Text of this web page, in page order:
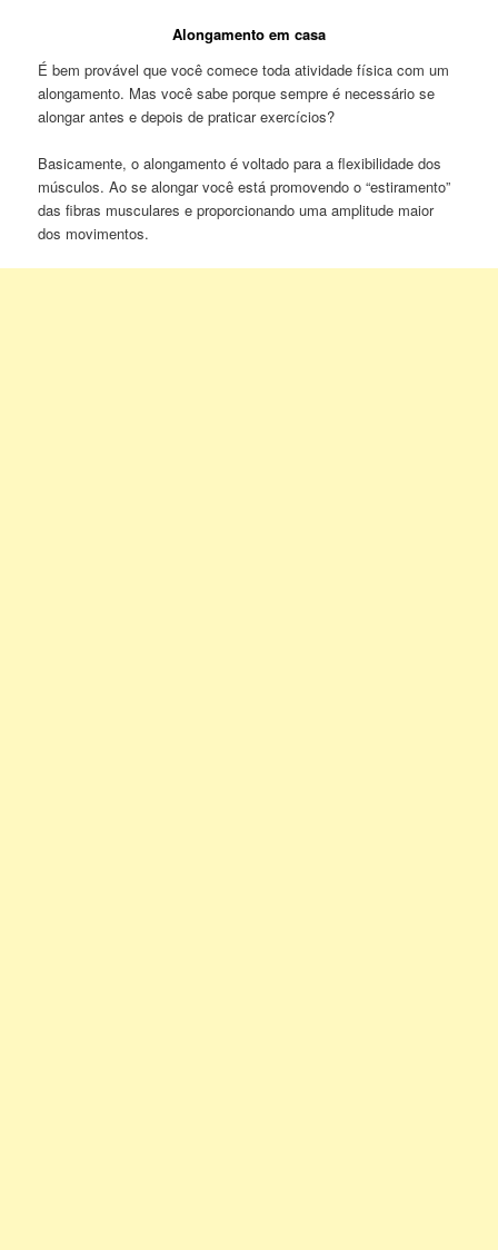
Alongamento em casa
É bem provável que você comece toda atividade física com um
alongamento. Mas você sabe porque sempre é necessário se
alongar antes e depois de praticar exercícios?
Basicamente, o alongamento é voltado para a flexibilidade dos
músculos. Ao se alongar você está promovendo o “estiramento”
das fibras musculares e proporcionando uma amplitude maior
dos movimentos.